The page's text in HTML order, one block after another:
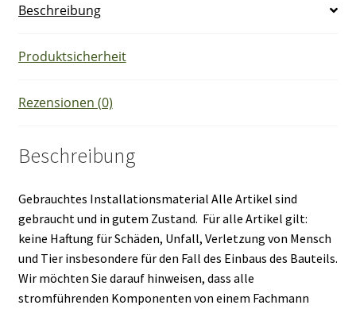
Beschreibung
Produktsicherheit
Rezensionen (0)
Beschreibung
Gebrauchtes Installationsmaterial Alle Artikel sind
gebraucht und in gutem Zustand. Für alle Artikel gilt:
keine Haftung für Schäden, Unfall, Verletzung von Mensch
und Tier insbesondere für den Fall des Einbaus des Bauteils.
Wir möchten Sie darauf hinweisen, dass alle
stromführenden Komponenten von einem Fachmann